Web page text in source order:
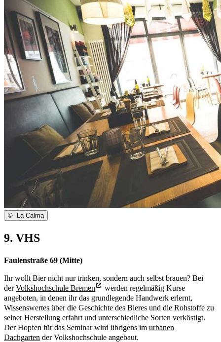
© La Calma
9. VHS
Faulenstraße 69 (Mitte)
Ihr wollt Bier nicht nur trinken, sondern auch selbst brauen? Bei
derVolkshochschule Bremen
werden regelmäßig Kurse
angeboten, in denen ihr das grundlegende Handwerk erlernt,
Wissenswertes über die Geschichte des Bieres und die Rohstoffe zu
seiner Herstellung erfahrt und unterschiedliche Sorten verköstigt.
Der Hopfen für das Seminar wird übrigens im urbanen
Dachgarten der Volkshochschule angebaut.